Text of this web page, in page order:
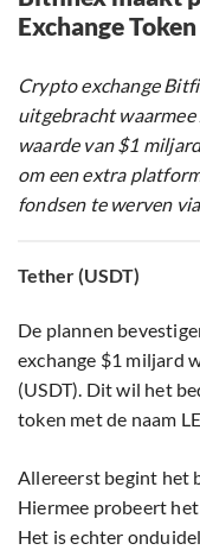
Exchange Token
Crypto exchange
uitgebracht
waarde van $1
om een extra
fondsen te werven
Tether (USDT)
De plannen
exchange $1 miljard
(USDT). Dit wil het
token met de naam
Allereerst begint het
Hiermee probeert
Het is echter